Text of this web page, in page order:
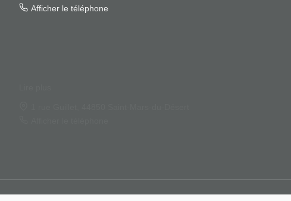
Afficher le téléphone